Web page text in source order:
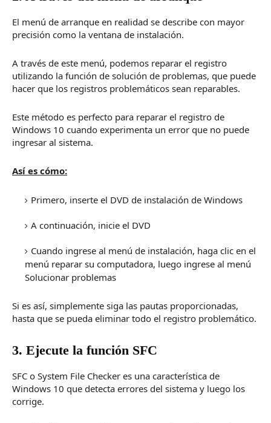
El menú de arranque en realidad se describe con mayor
precisión como la ventana de instalación.
A través de este menú, podemos reparar el registro
utilizando la función de solución de problemas, que puede
hacer que los registros problemáticos sean reparables.
Este método es perfecto para reparar el registro de
Windows 10 cuando experimenta un error que no puede
ingresar al sistema.
Así es cómo:
Primero, inserte el DVD de instalación de Windows
A continuación, inicie el DVD
Cuando ingrese al menú de instalación, haga clic en el
menú reparar su computadora, luego ingrese al menú
Solucionar problemas
Si es así, simplemente siga las pautas proporcionadas,
hasta que se pueda eliminar todo el registro problemático.
3. Ejecute la función SFC
SFC o System File Checker es una característica de
Windows 10 que detecta errores del sistema y luego los
corrige.